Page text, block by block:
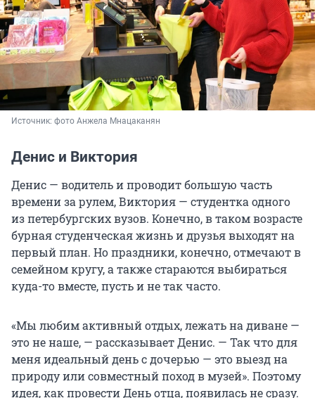
Источник: фото Анжела Мнацаканян
Денис и Виктория
Денис — водитель и проводит большую часть
времени за рулем, Виктория — студентка одного
из петербургских вузов. Конечно, в таком возрасте
бурная студенческая жизнь и друзья выходят на
первый план. Но праздники, конечно, отмечают в
семейном кругу, а также стараются выбираться
куда-то вместе, пусть и не так часто.
«Мы любим активный отдых, лежать на диване —
это не наше, — рассказывает Денис. — Так что для
меня идеальный день с дочерью — это выезд на
природу или совместный поход в музей». Поэтому
идея, как провести День отца, появилась не сразу.